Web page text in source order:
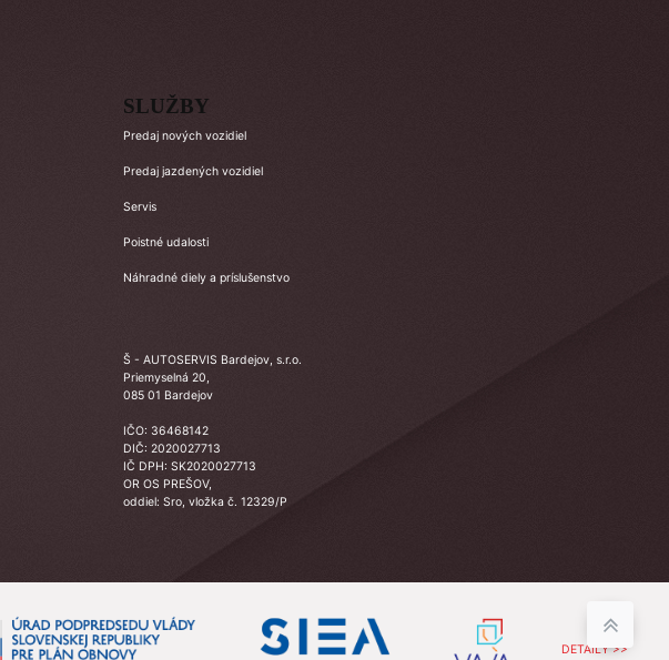
SLUŽBY
Predaj nových vozidiel
Predaj jazdených vozidiel
Servis
Poistné udalosti
Náhradné diely a príslušenstvo
Š - AUTOSERVIS Bardejov, s.r.o.
Priemyselná 20,
085 01 Bardejov
IČO: 36468142
DIČ: 2020027713
IČ DPH: SK2020027713
OR OS PREŠOV,
oddiel: Sro, vložka č. 12329/P
DETAILY >>